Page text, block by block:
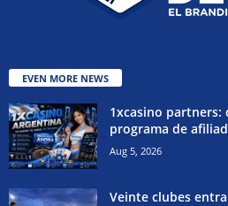
EVEN MORE NEWS
1xcasino partners:
programa de
Aug 5, 2026
Veinte clubes